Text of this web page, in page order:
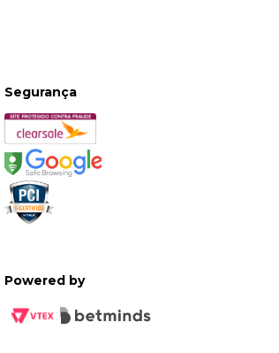
Segurança
Powered by